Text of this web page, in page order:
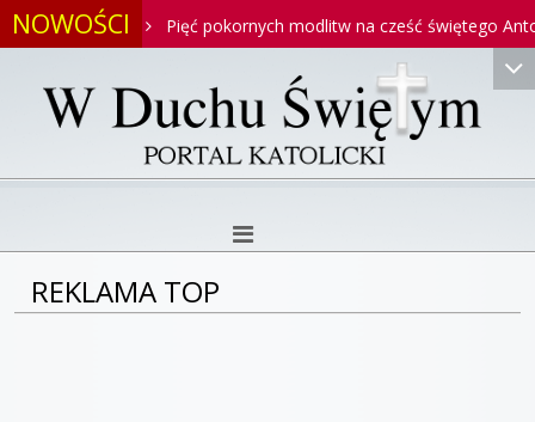
NOWOŚCIPięć pokornych modlitw na cześć świętego Antoniego
REKLAMA TOP